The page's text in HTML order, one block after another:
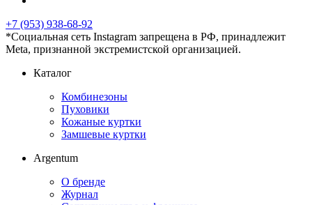
+7 (953) 938-68-92
*Социальная сеть Instagram запрещена в РФ, принадлежит
Meta, признанной экстремистской организацией.
Каталог
Комбинезоны
Пуховики
Кожаные куртки
Замшевые куртки
Argentum
О бренде
Журнал